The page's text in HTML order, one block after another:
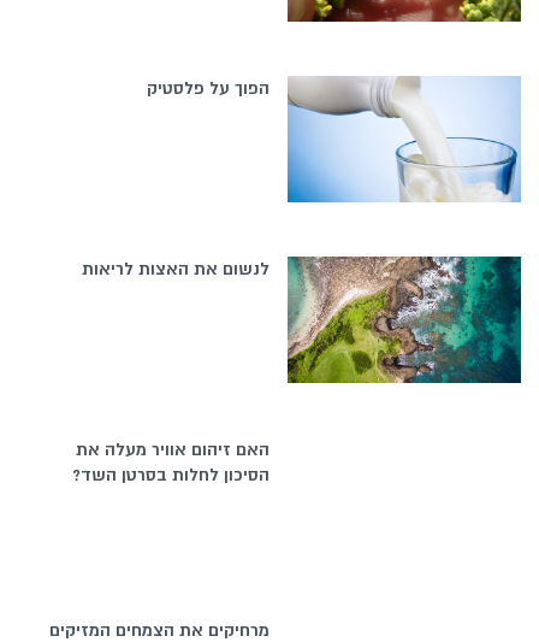
הפוך על פלסטיק
לנשום את האצות לריאות
האם זיהום אוויר מעלה את
הסיכון לחלות בסרטן השד?
מרחיקים את הצמחים המזיקים